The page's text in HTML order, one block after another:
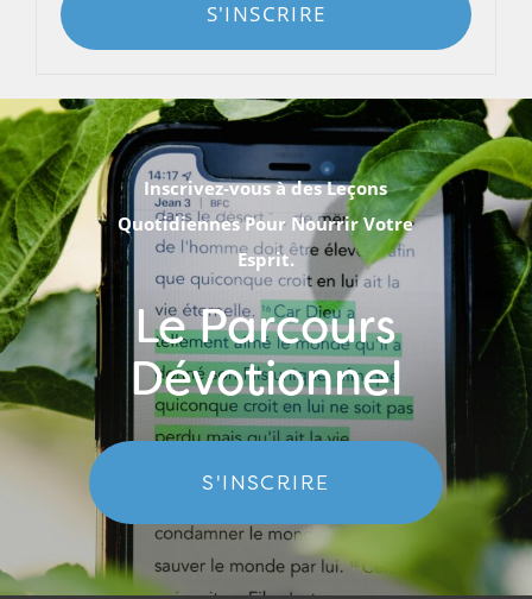
S'INSCRIRE
Inscrivez-vous à des Leçons
Quotidiennes Pour Nourrir Votre
Esprit.
Le Parcours
Dévotionnel
S'INSCRIRE